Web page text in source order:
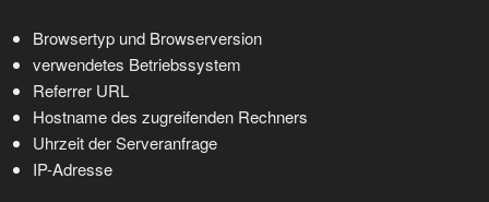
Browsertyp und Browserversion
verwendetes Betriebssystem
Referrer URL
Hostname des zugreifenden Rechners
Uhrzeit der Serveranfrage
IP-Adresse